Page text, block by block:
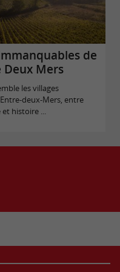
de
Deux Mers
les villages
deux-Mers, entre
histoire ...